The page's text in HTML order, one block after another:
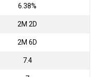
6.38%
2M 2D
2M 6D
7.4